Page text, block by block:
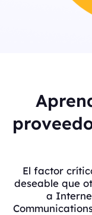
El factor
deseable que
a